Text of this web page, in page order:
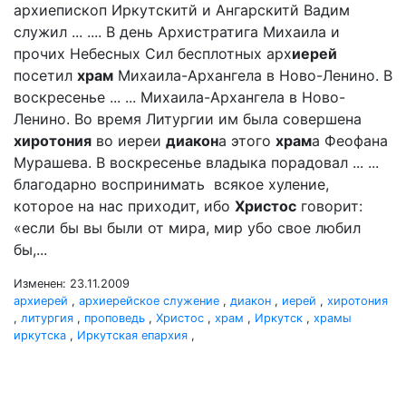
архиепископ Иркутскитй и Ангарскитй Вадим
служил ... .... В день Архистратига Михаила и
прочих Небесных Сил бесплотных архиерей
посетил храм Михаила-Архангела в Ново-Ленино. В
воскресенье ... ... Михаила-Архангела в Ново-
Ленино. Во время Литургии им была совершена
хиротония во иереи диакона этого храма Феофана
Мурашева. В воскресенье владыка порадовал ... ...
благодарно воспринимать всякое хуление,
которое на нас приходит, ибо Христос говорит:
«если бы вы были от мира, мир убо свое любил
бы,...
Изменен: 23.11.2009
архиерей , архиерейское служение , диакон , иерей , хиротония
, литургия , проповедь , Христос , храм , Иркутск , храмы
иркутска , Иркутская епархия ,